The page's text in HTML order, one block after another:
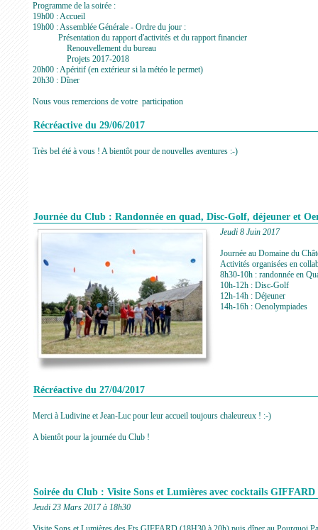
Programme de la soirée :
19h00 : Accueil
19h00 : Assemblée Générale - Ordre du jour :
Présentation du rapport d'activités et du rapport financier
Renouvellement du bureau
Projets 2017-2018
20h00 : Apéritif (en extérieur si la météo le permet)
20h30 : Dîner
Nous vous remercions de votre participation
Récréactive du 29/06/2017
Très bel été à vous ! A bientôt pour de nouvelles aventures :-)
Journée du Club : Randonnée en quad, Disc-Golf, déjeuner et
Jeudi 8 Juin 2017
Journée au Domaine du
Activités organisées en
8h30-10h : randonnée en
10h-12h : Disc-Golf
12h-14h : Déjeuner
14h-16h : Oenolympiades
Récréactive du 27/04/2017
Merci à Ludivine et Jean-Luc pour leur accueil toujours chaleureux ! :-)
A bientôt pour la journée du Club !
Soirée du Club : Visite Sons et Lumières avec cocktails
Jeudi 23 Mars 2017 à 18h30